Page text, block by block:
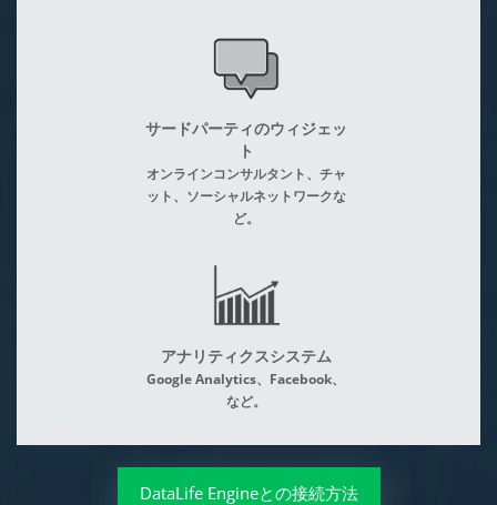
サードパーティのウィジェッ
ト
オンラインコンサルタント、チャ
ット、ソーシャルネットワークな
ど。
アナリティクスシステム
Google Analytics、Facebook、
など。
DataLife Engineとの接続方法